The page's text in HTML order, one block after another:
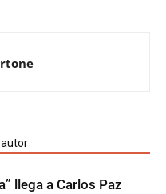
autor
llega a Carlos Paz